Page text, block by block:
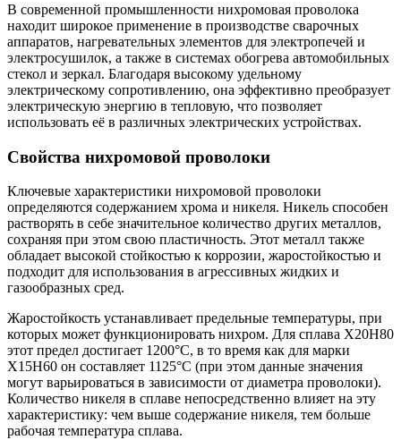
В современной промышленности нихромовая проволока
находит широкое применение в производстве сварочных
аппаратов, нагревательных элементов для электропечей и
электросушилок, а также в системах обогрева автомобильных
стекол и зеркал. Благодаря высокому удельному
электрическому сопротивлению, она эффективно преобразует
электрическую энергию в тепловую, что позволяет
использовать её в различных электрических устройствах.
Свойства нихромовой проволоки
Ключевые характеристики нихромовой проволоки
определяются содержанием хрома и никеля. Никель способен
растворять в себе значительное количество других металлов,
сохраняя при этом свою пластичность. Этот металл также
обладает высокой стойкостью к коррозии, жаростойкостью и
подходит для использования в агрессивных жидких и
газообразных сред.
Жаростойкость устанавливает предельные температуры, при
которых может функционировать нихром. Для сплава Х20Н80
этот предел достигает 1200°С, в то время как для марки
Х15Н60 он составляет 1125°С (при этом данные значения
могут варьироваться в зависимости от диаметра проволоки).
Количество никеля в сплаве непосредственно влияет на эту
характеристику: чем выше содержание никеля, тем больше
рабочая температура сплава.